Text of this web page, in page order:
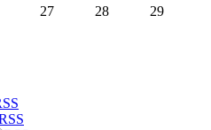
27 28
29